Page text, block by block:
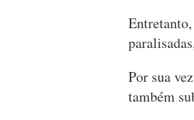
Por sua
também